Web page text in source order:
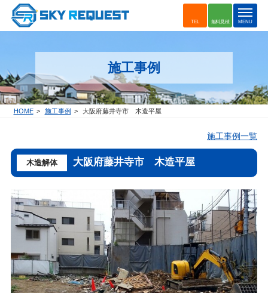
無料見積
TEL
t
o
n
a
g
i
o
n
MENU
施工事例
HOME 施工事例 大阪府藤井寺市 木造平屋
施工事例一覧
木造解体 大阪府藤井寺市 木造平屋